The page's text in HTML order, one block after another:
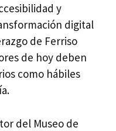
y
digital
de Ferriso
de hoy deben
como hábiles
del Museo de